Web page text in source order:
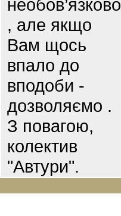
необов’язково
, але якщо
Вам щось
впало до
вподоби -
дозволяємо .
З повагою,
колектив
"Автури".